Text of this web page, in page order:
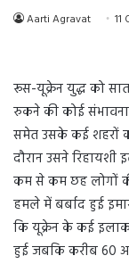
Aarti Agravat 11
रूस-यूक्रेन युद्ध को
रुकने की कोई संभावना
समेत उसके कई शहरों
दौरान उसने
कम से कम छह लोगों
हमले में बर्बाद हुई
कि यूक्रेन के कई
हुई जबकि करीब 60